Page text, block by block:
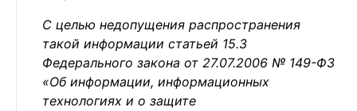
С целью недопущения распространения
такой информации статьей 15.3
Федерального закона от 27.07.2006 № 149-ФЗ
«Об информации, информационных
технологиях и о защите